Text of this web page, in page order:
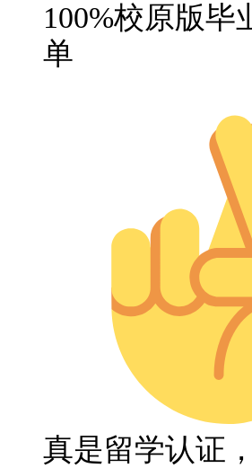
100%校原版毕
单
真是留学认证